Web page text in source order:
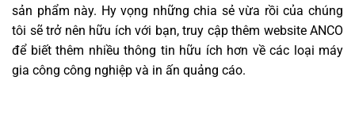
sản phẩm này. Hy vọng những chia sẻ vừa rồi của chúng
tôi sẽ trở nên hữu ích với bạn, truy cập thêm website ANCO
để biết thêm nhiều thông tin hữu ích hơn về các loại máy
gia công công nghiệp và in ấn quảng cáo.